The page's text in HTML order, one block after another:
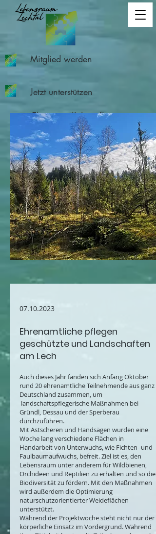
Mitglied werden
Jetzt unterstützen
Ehrenamtliche pflegen
Landschaft am Lech
07.10.2023
Ehrenamtliche pflegen
geschützte und Landschaften
am Lech
Auch dieses Jahr fanden sich Anfang Oktober
rund 20 ehrenamtliche Teilnehmende aus ganz
Deutschland zusammen, um
landschaftspflegerische Maßnahmen bei
Gründl, Dessau und der Sperberau
durchzuführen.
Mit Astscheren und Handsägen wurden eine
Woche lang verschiedene Flächen in
Handarbeit von Unterwuchs, wie Fichten- und
Faulbaumaufwuchs, befreit. Ziel ist es, den
Lebensraum unter anderem für Wildbienen,
Orchideen und Reptilien zu erhalten und so die
Biodiversität zu fördern. Mit den Maßnahmen
wird außerdem die Optimierung
naturschutzorientierter Weideflächen
unterstützt.
Während der Projektwoche steht nicht nur der
körperliche Einsatz im Vordergrund. Während